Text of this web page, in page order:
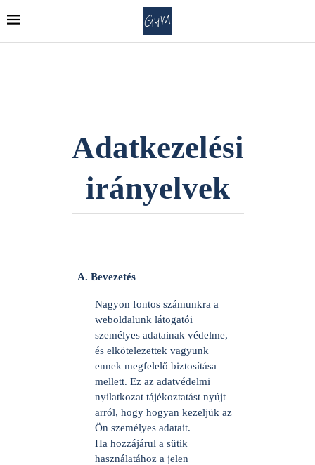
Adatkezelési
irányelvek
A. Bevezetés
Nagyon fontos számunkra a
weboldalunk látogatói
személyes adatainak védelme,
és elkötelezettek vagyunk
ennek megfelelő biztosítása
mellett. Ez az adatvédelmi
nyilatkozat tájékoztatást nyújt
arról, hogy hogyan kezeljük az
Ön személyes adatait.
Ha hozzájárul a sütik
használatához a jelen